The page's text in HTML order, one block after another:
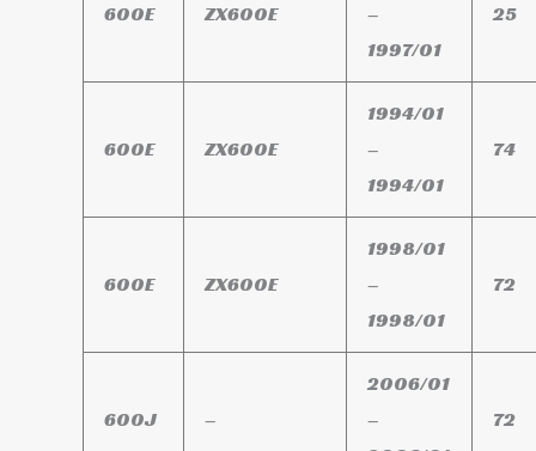
600E ZX600E
–
1997/01
25
600E ZX600E
1994/01
–
1994/01
74
600E ZX600E
1998/01
–
1998/01
72
600J –
2006/01
–
72